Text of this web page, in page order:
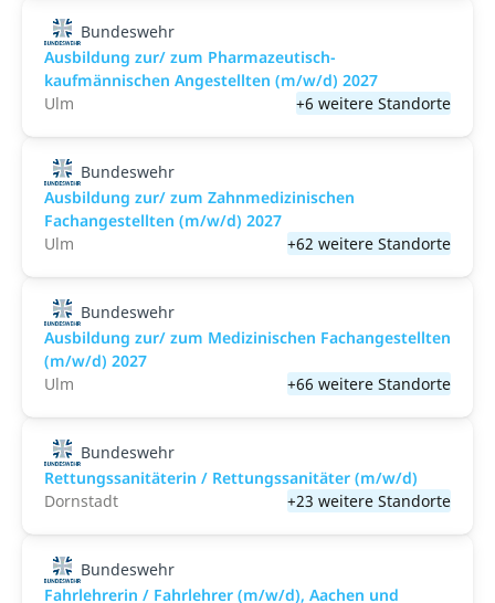
Bundeswehr
Ausbildung zur/ zum Pharmazeutisch-
kaufmännischen Angestellten (m/w/d) 2027
Ulm
+6 weitere Standorte
Bundeswehr
Ausbildung zur/ zum Zahnmedizinischen
Fachangestellten (m/w/d) 2027
Ulm
+62 weitere Standorte
Bundeswehr
Ausbildung zur/ zum Medizinischen Fachangestellten
(m/w/d) 2027
Ulm
+66 weitere Standorte
Bundeswehr
Rettungssanitäterin / Rettungssanitäter (m/w/d)
Dornstadt
+23 weitere Standorte
Bundeswehr
Fahrlehrerin / Fahrlehrer (m/w/d), Aachen und